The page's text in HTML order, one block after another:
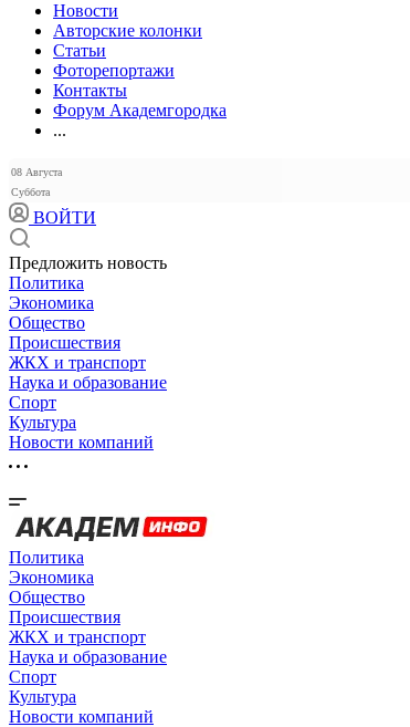
Новости
Авторские колонки
Статьи
Фоторепортажи
Контакты
Форум Академгородка
...
08 Августа
Суббота
ВОЙТИ
Предложить новость
Политика
Экономика
Общество
Происшествия
ЖКХ и транспорт
Наука и образование
Спорт
Культура
Новости компаний
Политика
Экономика
Общество
Происшествия
ЖКХ и транспорт
Наука и образование
Спорт
Культура
Новости компаний